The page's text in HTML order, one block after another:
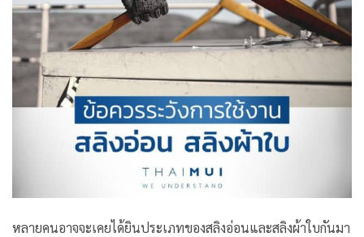
หลายคนอาจจะเคยได้ยินประเภทของสลิงอ่อนและสลิงผ้าใบกันมา